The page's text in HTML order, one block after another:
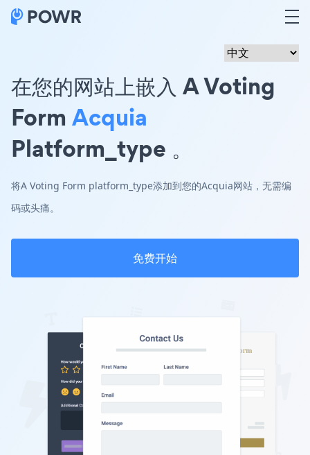
在您的网站上嵌入 A Voting
Form Acquia
Platform_type 。
将A Voting Form platform_type添加到您的Acquia网站，无需编
码或头痛。
免费开始